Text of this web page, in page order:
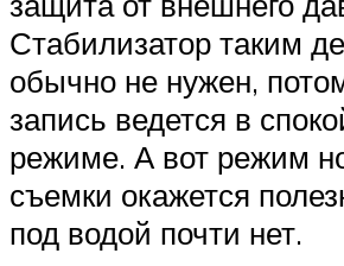
Стабилизатор таким
обычно не нужен,
запись ведется в
режиме. А вот режим
съемки окажется
под водой почти нет.